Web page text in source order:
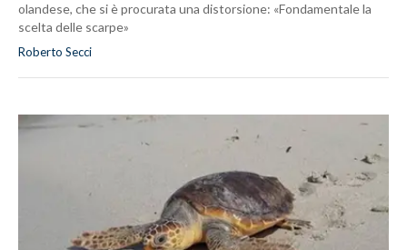
olandese, che si è procurata una distorsione: «Fondamentale la
scelta delle scarpe»
Roberto Secci